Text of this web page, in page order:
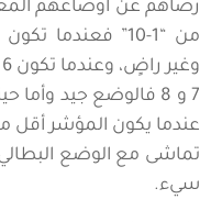
رضاهم عن أوضاعهم
تماشى مع الوضع
سيء.